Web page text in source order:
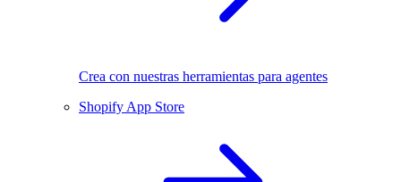
Crea con nuestras herramientas para agentes
Shopify App Store